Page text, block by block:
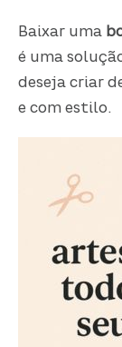
Baixar uma
é uma
deseja criar
e com estilo.